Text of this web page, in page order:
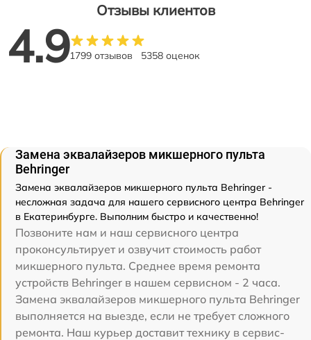
Отзывы клиентов
4.91799 отзывов 5358 оценок
Замена эквалайзеров микшерного пульта
Behringer
Замена эквалайзеров микшерного пульта Behringer -
несложная задача для нашего сервисного центра Behringer
в Екатеринбурге. Выполним быстро и качественно!
Позвоните нам и наш сервисного центра
проконсультирует и озвучит стоимость работ
микшерного пульта. Среднее время ремонта
устройств Behringer в нашем сервисном - 2 часа.
Замена эквалайзеров микшерного пульта Behringer
выполняется на выезде, если не требует сложного
ремонта. Наш курьер доставит технику в сервис-